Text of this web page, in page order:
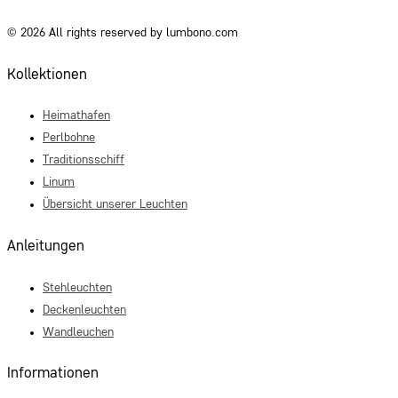
© 2026 All rights reserved by lumbono.com
Kollektionen
Heimathafen
Perlbohne
Traditionsschiff
Linum
Übersicht unserer Leuchten
Anleitungen
Stehleuchten
Deckenleuchten
Wandleuchen
Informationen